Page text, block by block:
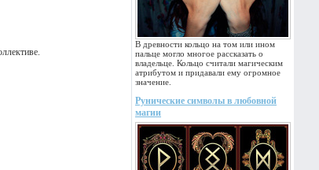
В древности кольцо на том или ином
пальце могло многое рассказать о
владельце. Кольцо считали магическим
атрибутом и придавали ему огромное
значение.
Рунические символы в любовной
магии